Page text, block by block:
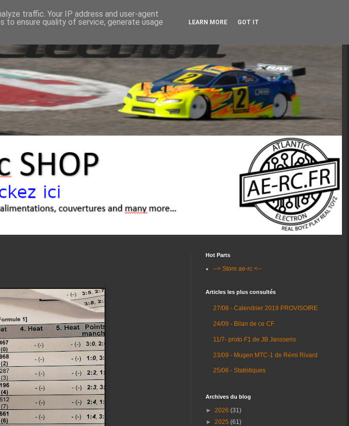
Hot Parts
--> Store ae-rc <--
Articles les plus consultés
27/08 - Calendrier 2019 PROVISOIRE
24/09 - Bilan de ce CF
11/7- proto F1 de JB Janssens
23/09 - Mugen MTC-1 de Rémi Rivard
25/06 - Statistiques
Archives du blog
► 2026 (31)
► 2025 (61)
traffic. Your IP address and user-agent
to ensure quality of service, generate usage
LEARN MORE GOT IT